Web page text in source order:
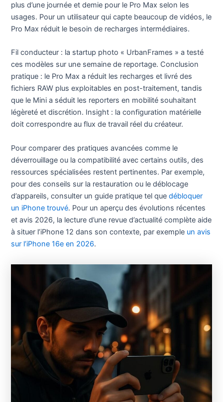
plus d’une journée et demie pour le Pro Max selon les
usages. Pour un utilisateur qui capte beaucoup de vidéos, le
Pro Max réduit le besoin de recharges intermédiaires.
Fil conducteur : la startup photo « UrbanFrames » a testé
ces modèles sur une semaine de reportage. Conclusion
pratique : le Pro Max a réduit les recharges et livré des
fichiers RAW plus exploitables en post-traitement, tandis
que le Mini a séduit les reporters en mobilité souhaitant
légèreté et discrétion. Insight : la configuration matérielle
doit correspondre au flux de travail réel du créateur.
Pour comparer des pratiques avancées comme le
déverrouillage ou la compatibilité avec certains outils, des
ressources spécialisées restent pertinentes. Par exemple,
pour des conseils sur la restauration ou le déblocage
d’appareils, consulter un guide pratique tel quedébloquer
un iPhone trouvé. Pour un aperçu des évolutions récentes
et avis 2026, la lecture d’une revue d’actualité complète aide
à situer l’iPhone 12 dans son contexte, par exemple un avis
sur l’iPhone 16e en 2026.